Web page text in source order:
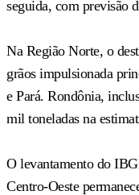
seguida, com previsão
Na Região Norte, o
grãos impulsionada
e Pará. Rondônia,
mil toneladas na
O levantamento do
Centro-Oeste